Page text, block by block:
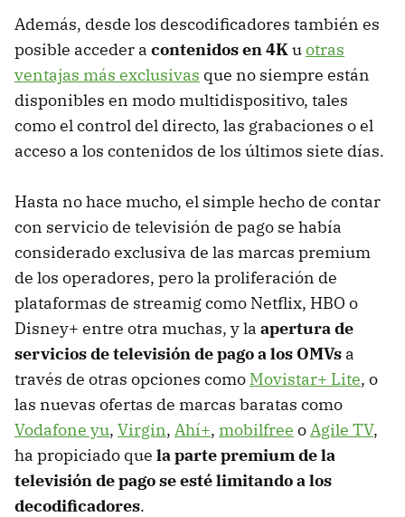
Además, desde los descodificadores también es
posible acceder a contenidos en 4Kuotras
ventajas más exclusivas que no siempre están
disponibles en modo multidispositivo, tales
como el control del directo, las grabaciones o el
acceso a los contenidos de los últimos siete días.
Hasta no hace mucho, el simple hecho de contar
con servicio de televisión de pago se había
considerado exclusiva de las marcas premium
de los operadores, pero la proliferación de
plataformas de streamig como Netflix, HBO o
Disney+ entre otra muchas, y la apertura de
servicios de televisión de pago a los OMVs a
través de otras opciones como Movistar+ Lite, o
las nuevas ofertas de marcas baratas como
Vodafone yu, Virgin, Ahí+, mobilfree oAgile TV,
ha propiciado que la parte premium de la
televisión de pago se esté limitando a los
decodificadores.